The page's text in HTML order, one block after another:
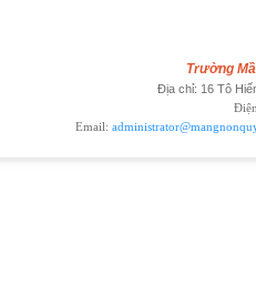
Trường
Địa chỉ: 16 Tô
Email: